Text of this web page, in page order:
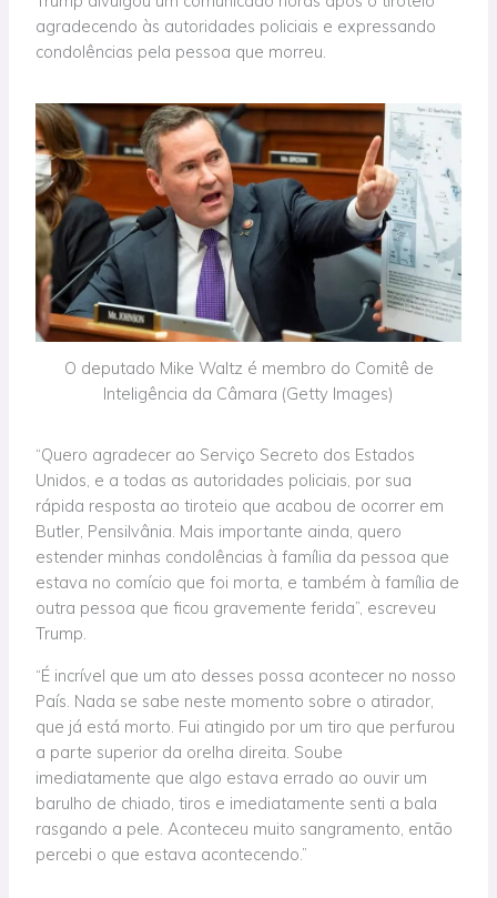
agradecendo às autoridades policiais e expressando
condolências pela pessoa que morreu.
O deputado Mike Waltz é membro do Comitê de
Inteligência da Câmara (Getty Images)
“Quero agradecer ao Serviço Secreto dos Estados
Unidos, e a todas as autoridades policiais, por sua
rápida resposta ao tiroteio que acabou de ocorrer em
Butler, Pensilvânia. Mais importante ainda, quero
estender minhas condolências à família da pessoa que
estava no comício que foi morta, e também à família de
outra pessoa que ficou gravemente ferida”, escreveu
Trump.
“É incrível que um ato desses possa acontecer no nosso
País. Nada se sabe neste momento sobre o atirador,
que já está morto. Fui atingido por um tiro que perfurou
a parte superior da orelha direita. Soube
imediatamente que algo estava errado ao ouvir um
barulho de chiado, tiros e imediatamente senti a bala
rasgando a pele. Aconteceu muito sangramento, então
percebi o que estava acontecendo.”